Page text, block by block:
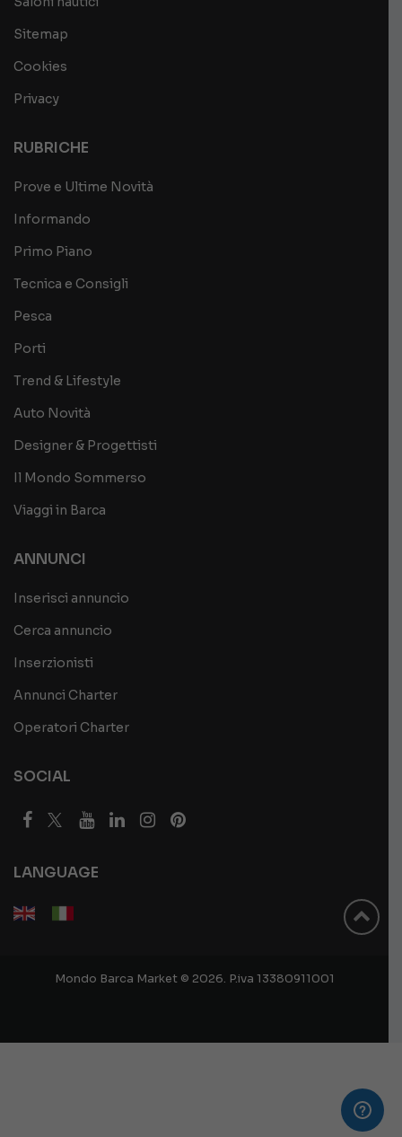
Sitemap
Cookies
Privacy
RUBRICHE
Prove e Ultime Novità
Informando
Primo Piano
Tecnica e Consigli
Pesca
Porti
Trend & Lifestyle
Auto Novità
Designer & Progettisti
Il Mondo Sommerso
Viaggi in Barca
ANNUNCI
Inserisci annuncio
Cerca annuncio
Inserzionisti
Annunci Charter
Operatori Charter
SOCIAL
LANGUAGE
Mondo Barca Market © 2026. P.iva 13380911001